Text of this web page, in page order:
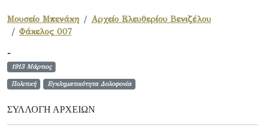
Μουσείο Μπενάκη
Αρχείο Ελευθερίου Βενιζέλου
Φάκελος 007
-
1913 Μάρτιος
Πολιτική Εγκληματικότητα Δολοφονία
ΣΥΛΛΟΓΉ ΑΡΧΕΊΩΝ